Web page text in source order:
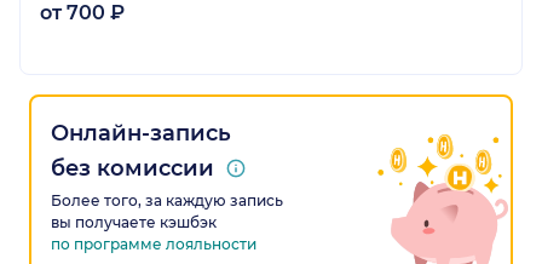
от 700 ₽
Онлайн-запись
без комиссии
Более того, за каждую запись
вы получаете кэшбэк
по программе лояльности